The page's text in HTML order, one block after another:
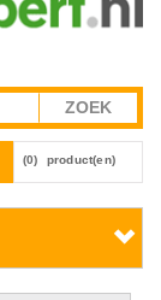
(0) product(en)